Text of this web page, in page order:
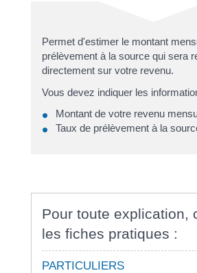
Permet d'estimer le montant
prélèvement à la source qui sera
directement sur votre revenu.
Vous devez indiquer les
Montant de votre revenu
Taux de prélèvement à la
Pour toute explication,
les fiches pratiques :
PARTICULIERS